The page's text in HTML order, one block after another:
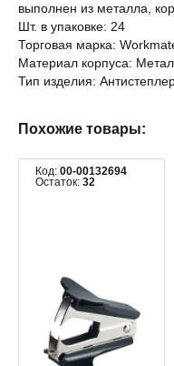
выполнен из металла,
Шт. в упаковке: 24
Торговая марка:
Материал корпуса:
Тип изделия:
Похожие товары:
Код: 00-00132694
Остаток: 32